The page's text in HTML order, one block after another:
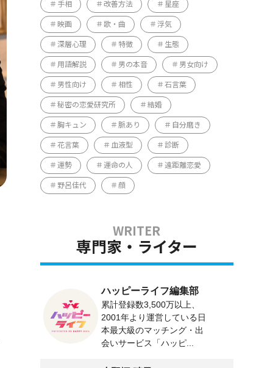
手相 改善方法 星座
映画 歌・曲 浮気
深層心理 特徴 生態
用語解説 男の本音 男女向け
男性向け 相性 石言葉
秘密の恋愛研究所 結婚
胸キュン 脈あり 自分磨き
花言葉 血液型 診断
運勢 運命の人 遠距離恋愛
野呂佳代 顔
専門家・ライター
ハッピーライフ編集部
累計登録数3,500万以上、
2001年より運営している日
本最大級のマッチング・出
会いサービス「ハッピ...